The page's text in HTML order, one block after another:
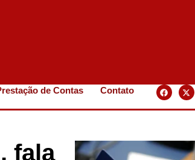
de Contas Contato
fala